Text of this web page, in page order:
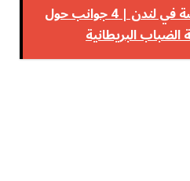
تكاليف المعيشة في لندن | 4 جوانب حول
البريطانية